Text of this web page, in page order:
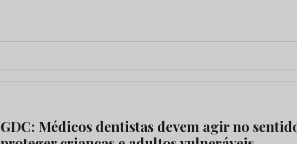
GDC: Médicos dentistas devem agir no